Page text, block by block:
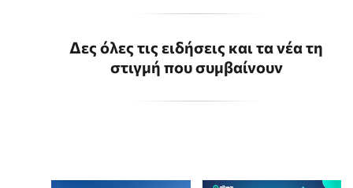
Δες όλες τις ειδήσεις και τα νέα τη
στιγμή που συμβαίνουν